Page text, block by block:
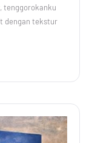
tenggorokanku
dengan tekstur